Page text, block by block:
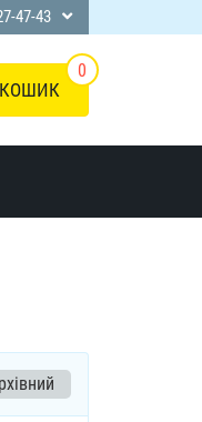
47-43
0
КОШИК